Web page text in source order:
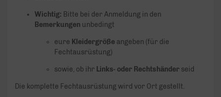
Wichtig: Bitte bei der Anmeldung in den
Bemerkungen unbedingt
eure Kleidergröße angeben (für die
Fechtausrüstung)
sowie, ob ihr Links- oder Rechtshänder seid
Die komplette Fechtausrüstung wird vor Ort gestellt.